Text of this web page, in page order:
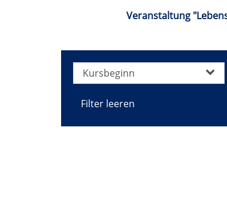
Veranstaltung
Kursbeginn
Filter leeren